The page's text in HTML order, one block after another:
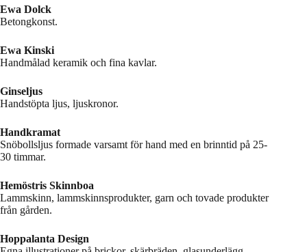
Ewa Dolck
Betongkonst.
Ewa Kinski
Handmålad keramik och fina kavlar.
Ginseljus
Handstöpta ljus, ljuskronor.
Handkramat
Snöbollsljus formade varsamt för hand med en brinntid på 25-
30 timmar.
Hemöstris Skinnboa
Lammskinn, lammskinnsprodukter, garn och tovade produkter
från gården.
Hoppalanta Design